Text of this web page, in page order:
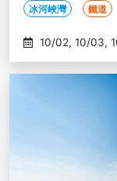
普車、歐陸段單飛
冰河峽灣 鐵道